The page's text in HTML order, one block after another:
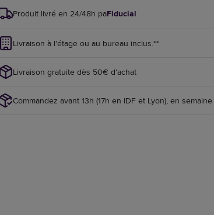
Produit livré en 24/48h parFiducial
Livraison à l'étage ou au bureau inclus.**
Livraison gratuite dès 50€ d'achat
Commandez avant 13h (17h en IDF et Lyon), en